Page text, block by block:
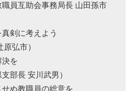
職員互助会事務局長 山田孫市
真剣に考えよう
原弘市）
決を
部長 安川武男）
せぬ教職員の総意を